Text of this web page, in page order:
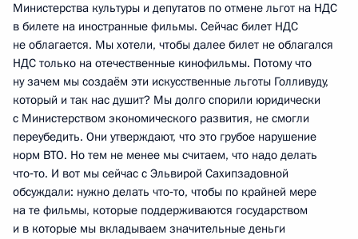
Министерства культуры и депутатов по отмене льгот на НДС
в билете на иностранные фильмы. Сейчас билет НДС
не облагается. Мы хотели, чтобы далее билет не облагался
НДС только на отечественные кинофильмы. Потому что
ну зачем мы создаём эти искусственные льготы Голливуду,
который и так нас душит? Мы долго спорили юридически
с Министерством экономического развития, не смогли
переубедить. Они утверждают, что это грубое нарушение
норм ВТО. Но тем не менее мы считаем, что надо делать
что‑то. И вот мы сейчас с Эльвирой Сахипзадовной
обсуждали: нужно делать что‑то, чтобы по крайней мере
на те фильмы, которые поддерживаются государством
и в которые мы вкладываем значительные деньги